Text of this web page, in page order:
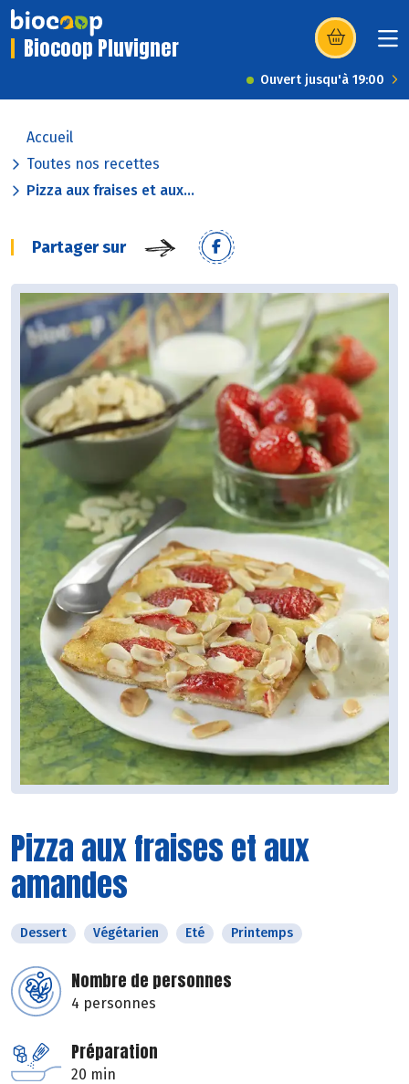
Biocoop Pluvigner (s’ouvre dans
Ouvert jusqu'à 19:00
Accueil
Toutes nos recettes
Pizza aux fraises et aux...
Partager sur
Pizza aux fraises et aux
amandes
Dessert Végétarien Eté Printemps
Nombre de personnes
4 personnes
Préparation
20 min